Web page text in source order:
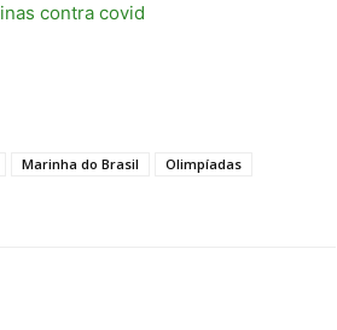
contra covid
Marinha do Brasil
Olimpíadas